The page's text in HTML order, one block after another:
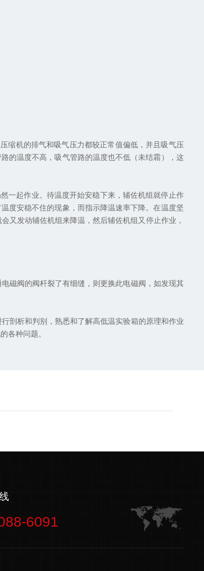
缩机的排气和吸气压力都较正常值偏低，并且吸气压
的温度不高，吸气管路的温度也不低（未结霜），这
一起作业。待温度开始安稳下来，辅佐机组就停止作
度安稳不住的现象，而指示降温速率下降。在温度坚
又发动辅佐机组来降温，然后辅佐机组又停止作业，
磁阀的阀杆裂了有细缝，则更换此电磁阀，如发现其
剖析和判别，熟悉和了解高低温实验箱的原理和作业
各种问题。
6091